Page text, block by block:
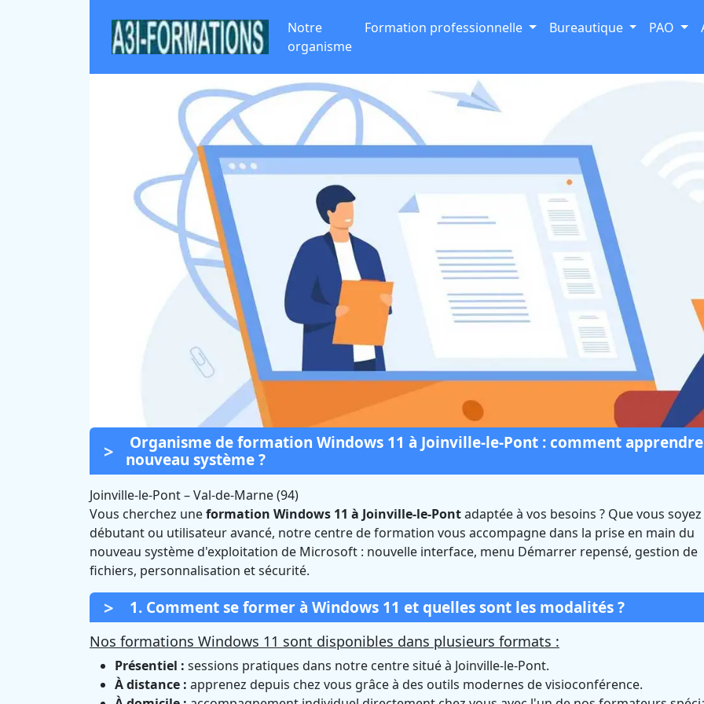
Notre
organisme
Formation professionnelle Bureautique PAO
Formation Windows 11 à Joinville-
(Val-de-Marne)
Certifié Qualiopi et éligible CPF
Organisme de formation Windows 11 à Joinville-le-Pont : comment
nouveau système ?
Joinville-le-Pont–Val-de-Marne (94)
Vous cherchez uneformation Windows 11 à Joinville-le-Pontadaptée à vos besoins ? Que vous soyez
débutant ou utilisateur avancé, notre centre de formation vous accompagne dans la prise en main du
nouveau système d'exploitation de Microsoft : nouvelle interface, menu Démarrer repensé, gestion de
fichiers, personnalisation et sécurité.
1. Comment se former à Windows 11 et quelles sont les modalités ?
Nos formations Windows 11 sont disponibles dans plusieurs formats :
Présentiel : sessions pratiques dans notre centre situé à Joinville-le-Pont.
À distance : apprenez depuis chez vous grâce à des outils modernes de visioconférence.